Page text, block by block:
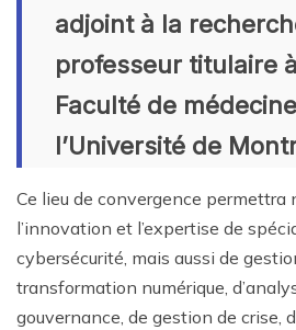
adjoint à la
professeur titulaire
Faculté de
l’Université de
Ce lieu de convergence permettra
l’innovation et l’expertise de
cybersécurité, mais aussi de
transformation numérique,
gouvernance, de gestion de crise,